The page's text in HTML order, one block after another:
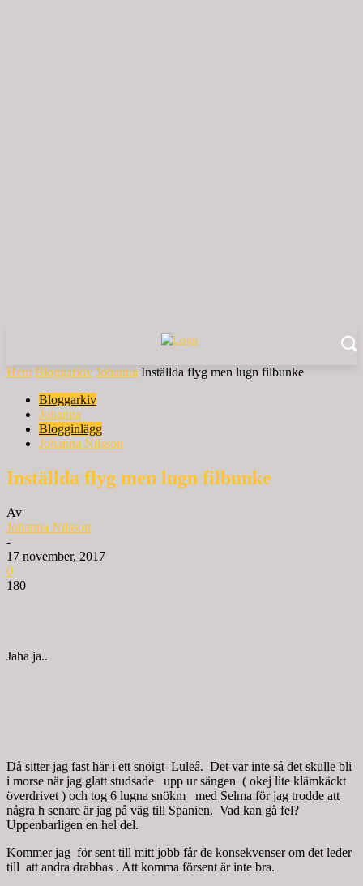
Hem Bloggarkiv Johanna Inställda flyg men lugn filbunke
Bloggarkiv
Johanna
Blogginlägg
Johanna Nilsson
Inställda flyg men lugn filbunke
Av
Johanna Nilsson
-
17 november, 2017
0
180
Jaha ja..
Då sitter jag fast här i ett snöigt Luleå. Det var inte så det skulle bli
i morse när jag glatt studsade upp ur sängen ( okej lite klämkäckt
överdrivet ) och tog 6 lugna snökm med Selma för jag trodde att
några h senare är jag på väg till Spanien. Vad kan gå fel?
Uppenbarligen en hel del.
Kommer jag för sent till mitt jobb får de konsekvenser om det leder
till att andra drabbas . Att komma försent är inte bra.